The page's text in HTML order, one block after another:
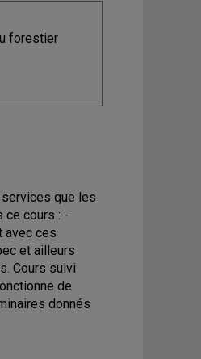
forestier
que les
ce cours : -
avec ces
et ailleurs
Cours suivi
de
donnés